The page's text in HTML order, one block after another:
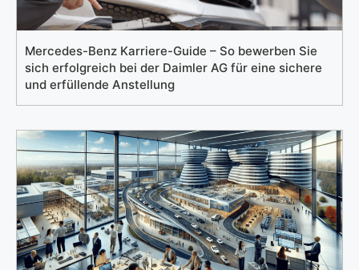
Mercedes-Benz Karriere-Guide – So bewerben Sie
sich erfolgreich bei der Daimler AG für eine sichere
und erfüllende Anstellung